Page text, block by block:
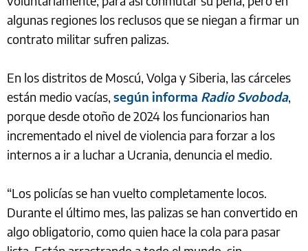
algunas regiones los reclusos que se niegan a firmar un
contrato militar sufren palizas.
En los distritos de Moscú, Volga y Siberia, las cárceles
están medio vacías, según informa Radio Svoboda,
porque desde otoño de 2024 los funcionarios han
incrementado el nivel de violencia para forzar a los
internos a ir a luchar a Ucrania, denuncia el medio.
“Los policías se han vuelto completamente locos.
Durante el último mes, las palizas se han convertido en
algo obligatorio, como quien hace la cola para pasar